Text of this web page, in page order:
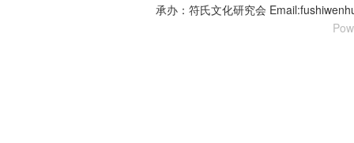
承办：符氏文化研究会